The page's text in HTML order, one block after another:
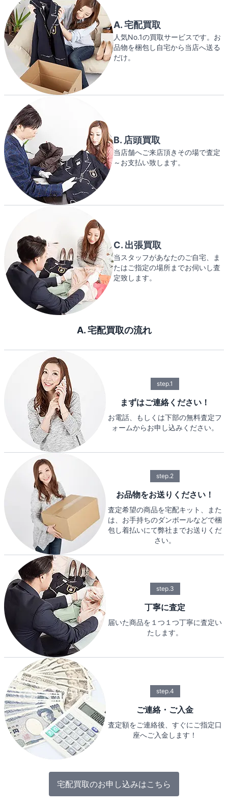
A. 宅配買取
人気No.1の買取サービスです。お
品物を梱包し自宅から当店へ送る
だけ。
B. 店頭買取
当店舗へご来店頂きその場で査定
～お支払い致します。
C. 出張買取
当スタッフがあなたのご自宅、ま
たはご指定の場所までお伺いし査
定致します。
A. 宅配買取の流れ
step.1
まずはご連絡ください！
お電話、もしくは下部の無料査定フ
ォームからお申し込みください。
step.2
お品物をお送りください！
査定希望の商品を宅配キット、また
は、お手持ちのダンボールなどで梱
包し着払いにて弊社までお送りくだ
さい。
step.3
丁寧に査定
届いた商品を１つ１つ丁寧に査定い
たします。
step.4
ご連絡・ご入金
査定額をご連絡後、すぐにご指定口
座へご入金します！
宅配買取のお申し込みはこちら